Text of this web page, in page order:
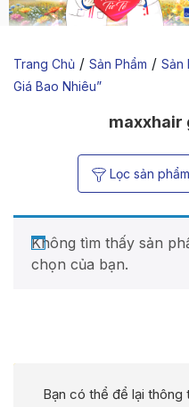
Trang Chủ / Sản Phẩm / Sản
Giá Bao Nhiêu”
maxxhair
Lọc sản phẩm
Không tìm thấy sản
chọn của bạn.
Bạn có thể để lại